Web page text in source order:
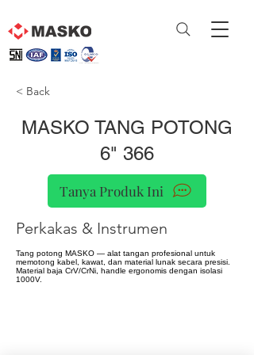
< Back
MASKO TANG POTONG
6" 366
Tanya Produk Ini
Perkakas & Instrumen
Tang potong MASKO — alat tangan profesional untuk
memotong kabel, kawat, dan material lunak secara presisi.
Material baja CrV/CrNi, handle ergonomis dengan isolasi
1000V.